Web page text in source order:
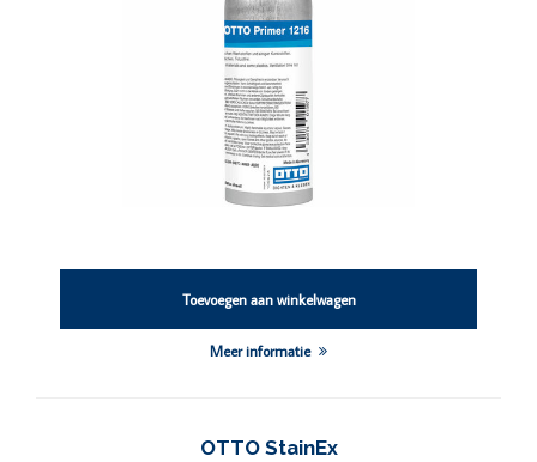
Toevoegen aan winkelwagen
Meer informatie
OTTO StainEx